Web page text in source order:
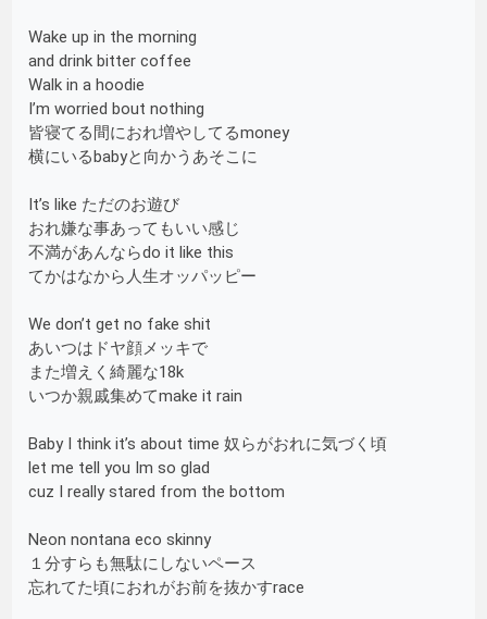
Wake up in the morning
and drink bitter coffee
Walk in a hoodie
I’m worried bout nothing
皆寝てる間におれ増やしてるmoney
横にいるbabyと向かうあそこに
It’s like ただのお遊び
おれ嫌な事あってもいい感じ
不満があんならdo it like this
てかはなから人生オッパッピー
We don’t get no fake shit
あいつはドヤ顔メッキで
また増えく綺麗な18k
いつか親戚集めてmake it rain
Baby I think it’s about time 奴らがおれに気づく頃
let me tell you Im so glad
cuz I really stared from the bottom
Neon nontana eco skinny
１分すらも無駄にしないペース
忘れてた頃におれがお前を抜かすrace